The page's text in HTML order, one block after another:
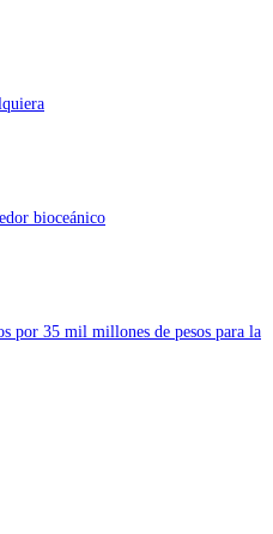
bioceánico
por 35 mil millones de pesos para la